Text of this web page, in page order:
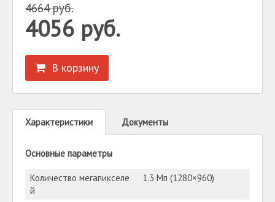
4664 руб.
4056 руб.
В корзину
Характеристики Документы
Основные параметры
Количество мегапикселе
й
1.3 Мп (1280×960)